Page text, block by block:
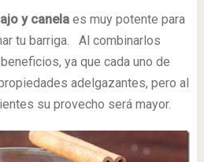
y canelaes muy potente para
tu barriga. Al combinarlos
ya que cada uno de
adelgazantes, pero al
su provecho será mayor.